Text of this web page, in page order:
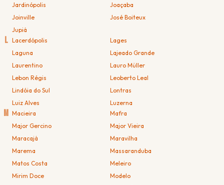
Jardinópolis
Joaçaba
Joinville
José Boiteux
Jupiá
L Lacerdópolis
Lages
Laguna
Lajeado Grande
Laurentino
Lauro Müller
Lebon Régis
Leoberto Leal
Lindóia do Sul
Lontras
Luiz Alves
Luzerna
M Macieira
Mafra
Major Gercino
Major Vieira
Maracajá
Maravilha
Marema
Massaranduba
Matos Costa
Meleiro
Mirim Doce
Modelo